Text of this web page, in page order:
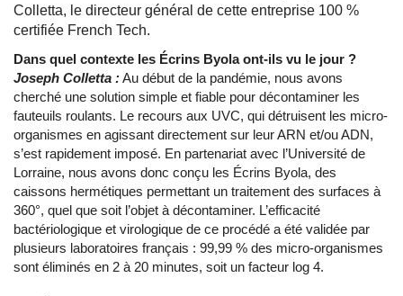
Colletta, le directeur général de cette entreprise 100 %
certifiée French Tech.
Dans quel contexte les Écrins Byola ont-ils vu le jour ?
Joseph Colletta :Au début de la pandémie, nous avons
cherché une solution simple et fiable pour décontaminer les
fauteuils roulants. Le recours aux UVC, qui détruisent les micro-
organismes en agissant directement sur leur ARN et/ou ADN,
s’est rapidement imposé. En partenariat avec l’Université de
Lorraine, nous avons donc conçu les Écrins Byola, des
caissons hermétiques permettant un traitement des surfaces à
360°, quel que soit l’objet à décontaminer. L’efficacité
bactériologique et virologique de ce procédé a été validée par
plusieurs laboratoires français : 99,99 % des micro-organismes
sont éliminés en 2 à 20 minutes, soit un facteur log 4.